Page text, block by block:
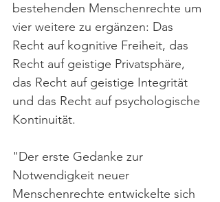
bestehenden Menschenrechte um
vier weitere zu ergänzen: Das
Recht auf kognitive Freiheit, das
Recht auf geistige Privatsphäre,
das Recht auf geistige Integrität
und das Recht auf psychologische
Kontinuität.
"Der erste Gedanke zur
Notwendigkeit neuer
Menschenrechte entwickelte sich